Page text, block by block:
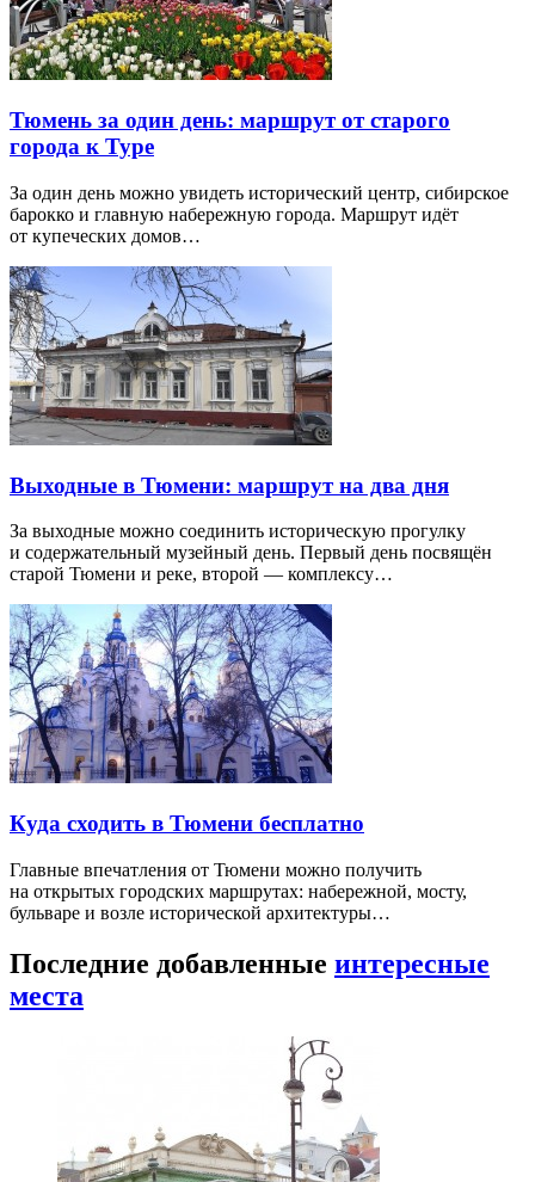
Тюмень за один день: маршрут от старого
города к Туре
За один день можно увидеть исторический центр, сибирское
барокко и главную набережную города. Маршрут идёт
от купеческих домов…
Выходные в Тюмени: маршрут на два дня
За выходные можно соединить историческую прогулку
и содержательный музейный день. Первый день посвящён
старой Тюмени и реке, второй — комплексу…
Куда сходить в Тюмени бесплатно
Главные впечатления от Тюмени можно получить
на открытых городских маршрутах: набережной, мосту,
бульваре и возле исторической архитектуры…
Последние добавленные интересные
места